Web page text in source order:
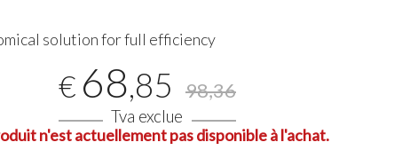
solution for full efficiency
€ 68,85 98,36
Tva exclue
n'est actuellement pas disponible à l'achat.